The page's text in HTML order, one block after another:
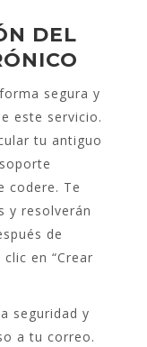
DEL
segura y
este servicio.
tu antiguo
codere. Te
y resolverán
de
en “Crear
seguridad y
a tu correo.